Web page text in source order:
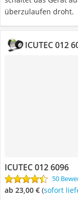
überzulaufen droht.
ICUTEC 012
ICUTEC 012 6096
50
ab 23,00 € ( Sofort